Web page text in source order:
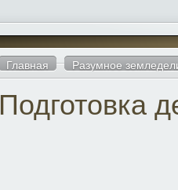
Главная Разумное
Подготовка